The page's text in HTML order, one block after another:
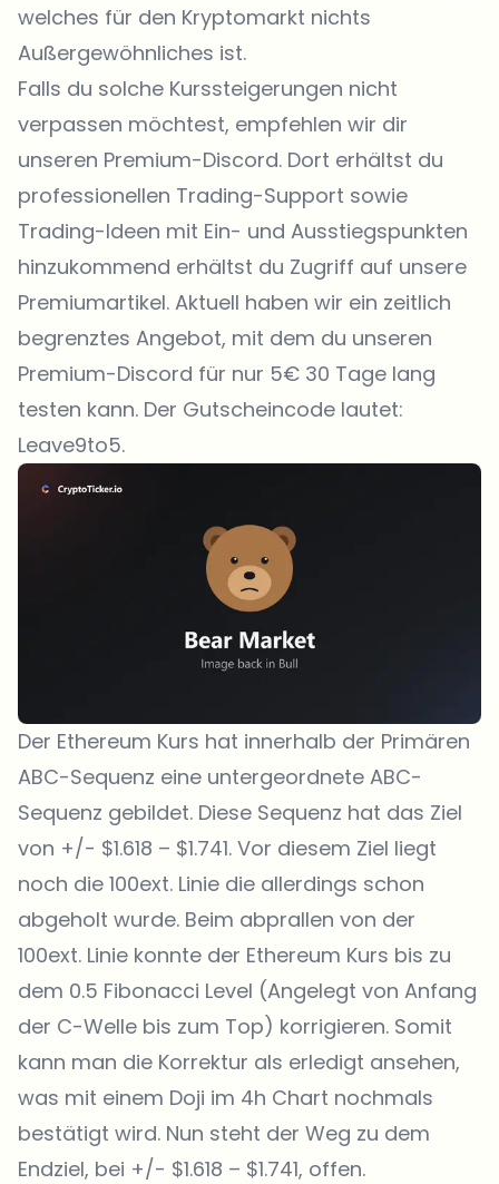
welches für den Kryptomarkt nichts
Außergewöhnliches ist.
Falls du solche Kurssteigerungen nicht
verpassen möchtest, empfehlen wir dir
unseren Premium-Discord. Dort erhältst du
professionellen Trading-Support sowie
Trading-Ideen mit Ein- und Ausstiegspunkten
hinzukommend erhältst du Zugriff auf unsere
Premiumartikel. Aktuell haben wir ein zeitlich
begrenztes Angebot, mit dem du unseren
Premium-Discord für nur 5€ 30 Tage lang
testen kann. Der Gutscheincode lautet:
Leave9to5.
Der Ethereum Kurs hat innerhalb der Primären
ABC-Sequenz eine untergeordnete ABC-
Sequenz gebildet. Diese Sequenz hat das Ziel
von +/- $1.618 – $1.741. Vor diesem Ziel liegt
noch die 100ext. Linie die allerdings schon
abgeholt wurde. Beim abprallen von der
100ext. Linie konnte der Ethereum Kurs bis zu
dem 0.5 Fibonacci Level (Angelegt von Anfang
der C-Welle bis zum Top) korrigieren. Somit
kann man die Korrektur als erledigt ansehen,
was mit einem Doji im 4h Chart nochmals
bestätigt wird. Nun steht der Weg zu dem
Endziel, bei +/- $1.618 – $1.741, offen.